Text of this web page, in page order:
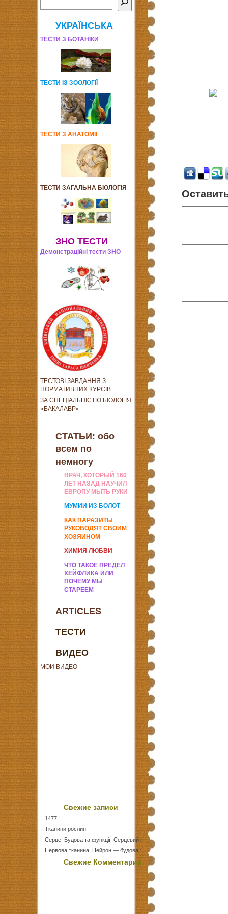
УКРАЇНСЬКА
ТЕСТИ З БОТАНІКИ
ТЕСТИ ІЗ ЗООЛОГІЇ
ТЕСТИ З АНАТОМІЇ
ТЕСТИ ЗАГАЛЬНА БІОЛОГІЯ
ЗНО ТЕСТИ
Демонстраційні тести ЗНО
ТЕСТОВІ ЗАВДАННЯ З
НОРМАТИВНИХ КУРСІВ
ЗА СПЕЦІАЛЬНІСТЮ БІОЛОГІЯ
«БАКАЛАВР»
СТАТЬИ: обо
всем по
немногу
ВРАЧ, КОТОРЫЙ 160
ЛЕТ НАЗАД НАУЧИЛ
ЕВРОПУ МЫТЬ РУКИ
МУМИИ ИЗ БОЛОТ
КАК ПАРАЗИТЫ
РУКОВОДЯТ СВОИМ
ХОЗЯИНОМ
ХИМИЯ ЛЮБВИ
ЧТО ТАКОЕ ПРЕДЕЛ
ХЕЙФЛИКА ИЛИ
ПОЧЕМУ МЫ
СТАРЕЕМ
ARTICLES
ТЕСТИ
ВИДЕО
МОИ ВИДЕО
Свежие записи
1477
Тканини рослин
Серце. Будова та функції. Серцевий цикл
Нервова тканина. Нейрон — будова та функції
Тест Епітеліальні тканини
Свежие Комментарии